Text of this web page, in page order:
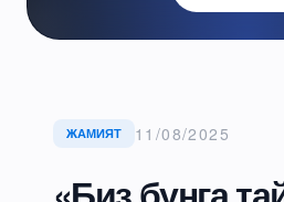
ЖАМИЯТ 11/08/2025